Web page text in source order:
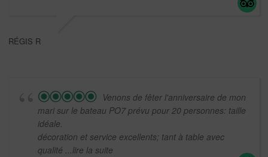
RÉGIS R
Venons de fêter l'anniversaire de mon
mari sur le bateau PO7 prévu pour 20 personnes: taille
idéale.
décoration et service excellents; tant à table avec
qualité ...lire la suite